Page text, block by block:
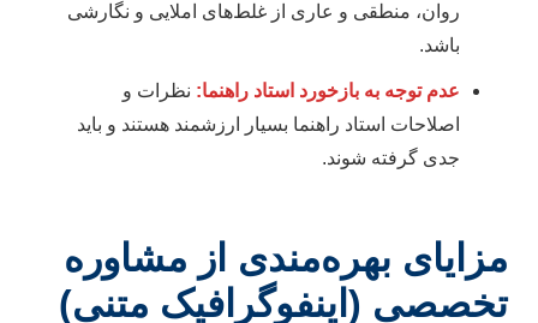
روان، منطقی و عاری از غلط‌های املایی و نگارشی
باشد.
عدم توجه به بازخورد استاد راهنما: نظرات و
اصلاحات استاد راهنما بسیار ارزشمند هستند و باید
جدی گرفته شوند.
مزایای بهره‌مندی از مشاوره
تخصصی (اینفوگرافیک متنی)